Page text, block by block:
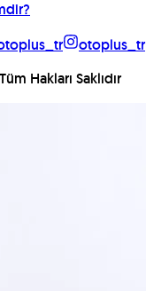
otoplus_tr
Hakları Saklıdır